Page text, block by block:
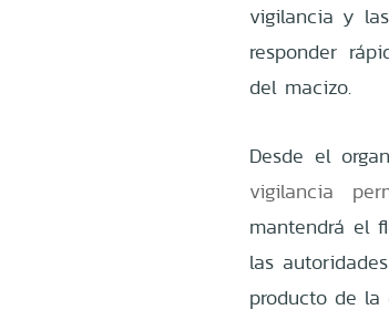
vigilancia y
responder
del macizo.
Desde el
vigilancia
mantendrá el
las
producto de la